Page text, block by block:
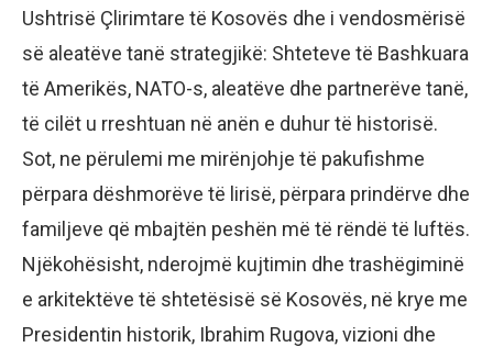
Ushtrisë Çlirimtare të Kosovës dhe i vendosmërisë
së aleatëve tanë strategjikë: Shteteve të Bashkuara
të Amerikës, NATO-s, aleatëve dhe partnerëve tanë,
të cilët u rreshtuan në anën e duhur të historisë.
Sot, ne përulemi me mirënjohje të pakufishme
përpara dëshmorëve të lirisë, përpara prindërve dhe
familjeve që mbajtën peshën më të rëndë të luftës.
Njëkohësisht, nderojmë kujtimin dhe trashëgiminë
e arkitektëve të shtetësisë së Kosovës, në krye me
Presidentin historik, Ibrahim Rugova, vizioni dhe